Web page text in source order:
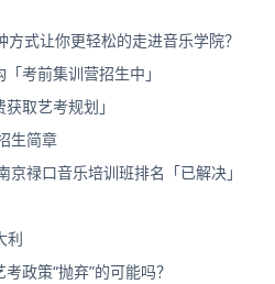
式让你更轻松的走进音乐学院？
考前集训营招生中」
取艺考规划」
生简章
禄口音乐培训班排名「已解决」
利
政策“抛弃”的可能吗？